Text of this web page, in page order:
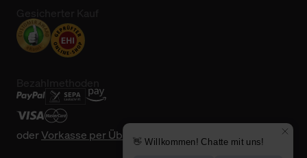
oderVorkasse per Überweisung